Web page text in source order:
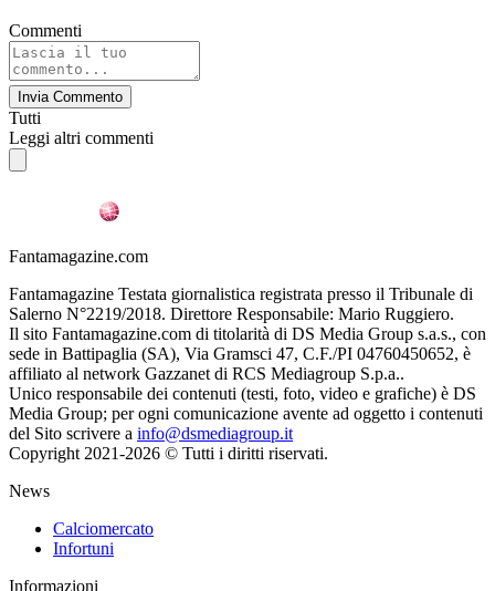
Commenti
Invia Commento
Tutti
Leggi altri commenti
Fantamagazine.com
Fantamagazine Testata giornalistica registrata presso il Tribunale di
Salerno N°2219/2018. Direttore Responsabile: Mario Ruggiero.
Il sito Fantamagazine.com di titolarità di DS Media Group s.a.s., con
sede in Battipaglia (SA), Via Gramsci 47, C.F./PI 04760450652, è
affiliato al network Gazzanet di RCS Mediagroup S.p.a..
Unico responsabile dei contenuti (testi, foto, video e grafiche) è DS
Media Group; per ogni comunicazione avente ad oggetto i contenuti
del Sito scrivere a info@dsmediagroup.it
Copyright 2021-2026 © Tutti i diritti riservati.
News
Calciomercato
Infortuni
Informazioni